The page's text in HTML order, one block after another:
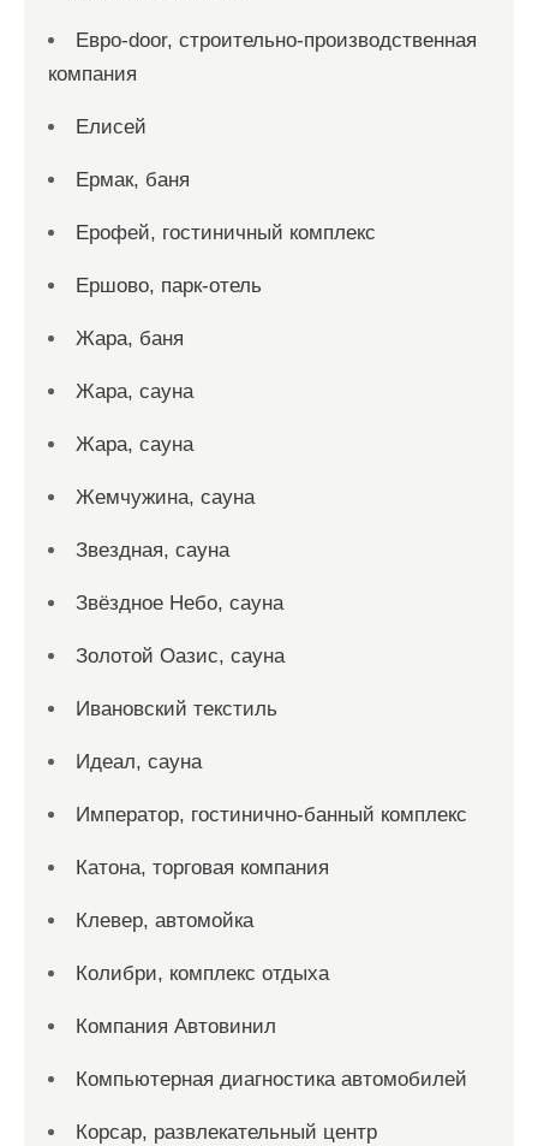
Евро-door, строительно-производственная
компания
Елисей
Ермак, баня
Ерофей, гостиничный комплекс
Ершово, парк-отель
Жара, баня
Жара, сауна
Жара, сауна
Жемчужина, сауна
Звездная, сауна
Звёздное Небо, сауна
Золотой Оазис, сауна
Ивановский текстиль
Идеал, сауна
Император, гостинично-банный комплекс
Катона, торговая компания
Клевер, автомойка
Колибри, комплекс отдыха
Компания Автовинил
Компьютерная диагностика автомобилей
Корсар, развлекательный центр